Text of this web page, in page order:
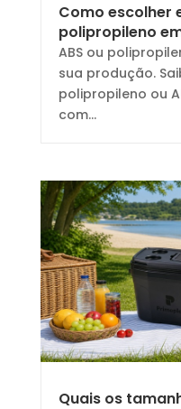
Como escolher
polipropileno
ABS ou
sua produção.
polipropileno ou
com...
Quais os